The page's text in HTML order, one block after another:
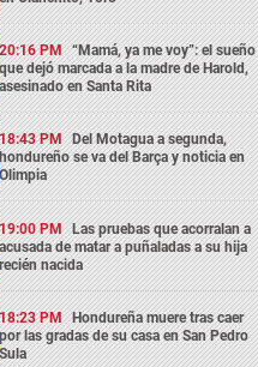
20:16 PM “Mamá, ya me voy”: el sueño
que dejó marcada a la madre de Harold,
asesinado en Santa Rita
18:43 PM Del Motagua a segunda,
hondureño se va del Barça y noticia en
Olimpia
19:00 PM Las pruebas que acorralan a
acusada de matar a puñaladas a su hija
recién nacida
18:23 PM Hondureña muere tras caer
por las gradas de su casa en San Pedro
Sula